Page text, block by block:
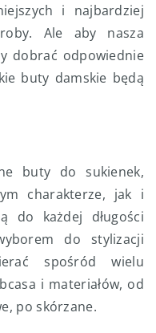
i najbardziej
Ale aby nasza
dobrać odpowiednie
buty damskie będą
buty do sukienek,
charakterze, jak i
do każdej długości
do stylizacji
spośród wielu
i materiałów, od
po skórzane.